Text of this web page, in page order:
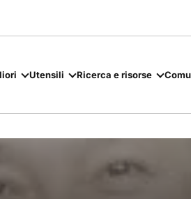
Utensili Ricerca e risorse